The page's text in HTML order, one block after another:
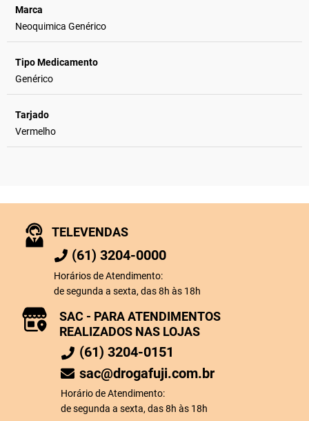
Marca
Neoquimica Genérico
Tipo Medicamento
Genérico
Tarjado
Vermelho
TELEVENDAS
(61) 3204-0000
Horários de Atendimento:
de segunda a sexta, das 8h às 18h
SAC - PARA ATENDIMENTOS
REALIZADOS NAS LOJAS
(61) 3204-0151
sac@drogafuji.com.br
Horário de Atendimento:
de segunda a sexta, das 8h às 18h